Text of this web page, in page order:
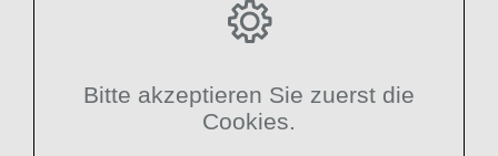
Bitte akzeptieren Sie zuerst die
Cookies.